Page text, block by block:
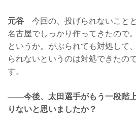
元谷 今回の、投げられないこと
名古屋でしっかり作ってきたので
というか。がぶられても対処して
られないというのは対処できたの
す。
——今後、太田選手がもう一段階
りないと思いましたか？